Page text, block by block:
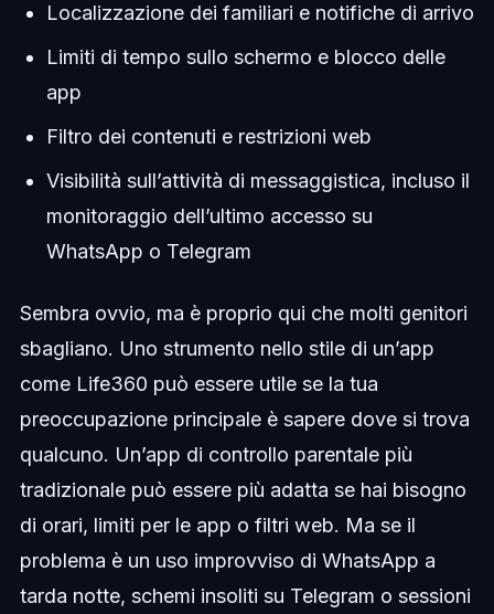
Localizzazione dei familiari e notifiche di arrivo
Limiti di tempo sullo schermo e blocco delle
app
Filtro dei contenuti e restrizioni web
Visibilità sull’attività di messaggistica, incluso il
monitoraggio dell’ultimo accesso su
WhatsApp o Telegram
Sembra ovvio, ma è proprio qui che molti genitori
sbagliano. Uno strumento nello stile di un’app
come Life360 può essere utile se la tua
preoccupazione principale è sapere dove si trova
qualcuno. Un’app di controllo parentale più
tradizionale può essere più adatta se hai bisogno
di orari, limiti per le app o filtri web. Ma se il
problema è un uso improvviso di WhatsApp a
tarda notte, schemi insoliti su Telegram o sessioni